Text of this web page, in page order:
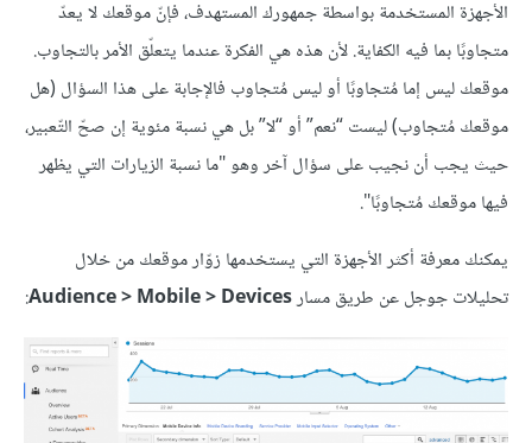
الأجهزة المستخدمة بواسطة جمهورك المستهدف، فإنّ موقعك لا يعدّ
متجاوبًا بما فيه الكفاية. لأن هذه هي الفكرة عندما يتعلّق الأمر بالتجاوب.
موقعك ليس إما مُتجاوبًا أو ليس مُتجاوب فالإجابة على هذا السؤال (هل
موقعك مُتجاوب) ليست “نعم” أو “لا” بل هي نسبة مئوية إن صحّ التّعبير،
حيث يجب أن نجيب على سؤال آخر وهو "ما نسبة الزيارات التي يظهر
فيها موقعك مُتجاوبًا".
يمكنك معرفة أكثر الأجهزة التي يستخدمها زوّار موقعك من خلال
تحليلات جوجل عن طريق مسارAudience > Mobile > Devices
: